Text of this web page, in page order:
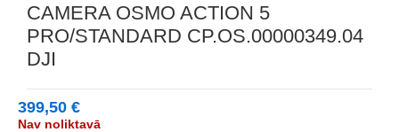
CAMERA OSMO ACTION 5
PRO/STANDARD CP.OS.00000349.04
DJI
399,50 €
Nav noliktavā